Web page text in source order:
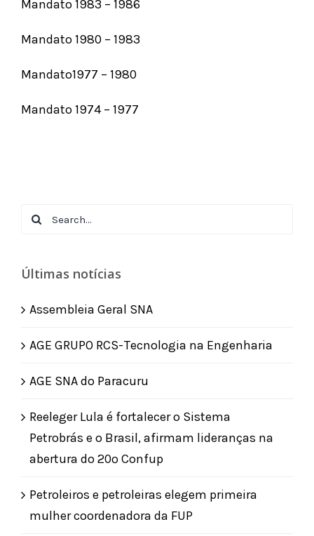
Mandato 1983 – 1986
Mandato 1980 – 1983
Mandato1977 – 1980
Mandato 1974 – 1977
Search
Últimas notícias
Assembleia Geral SNA
AGE GRUPO RCS-Tecnologia na Engenharia
AGE SNA do Paracuru
Reeleger Lula é fortalecer o Sistema
Petrobrás e o Brasil, afirmam lideranças na
abertura do 20º Confup
Petroleiros e petroleiras elegem primeira
mulher coordenadora da FUP